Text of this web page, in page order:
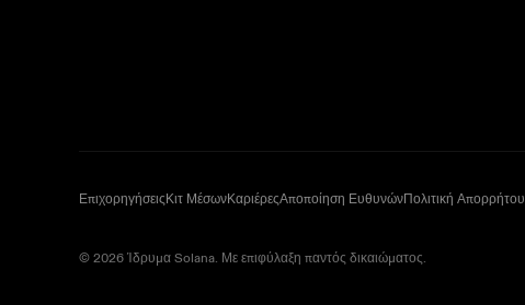
ΕπιχορηγήσειςΚιτ ΜέσωνΚαριέρεςΑποποίηση ΕυθυνώνΠολιτική Απορρήτου
© 2026 Ίδρυμα Solana. Με επιφύλαξη παντός δικαιώματος.